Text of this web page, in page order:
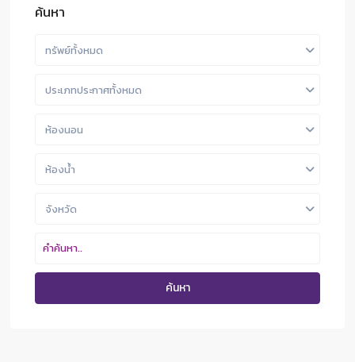
ค้นหา
ทรัพย์ทั้งหมด
ประเภทประกาศทั้งหมด
ห้องนอน
ห้องน้ำ
จังหวัด
ค้นหา